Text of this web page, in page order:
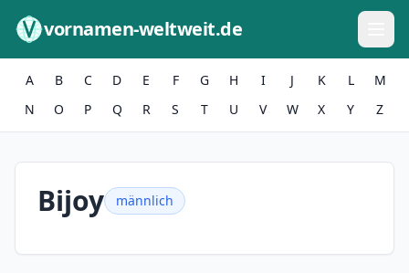
vornamen-weltweit.de
A B C D E F G H I J K L
M
N
O P Q R S T U V W X Y Z
Bijoy männlich